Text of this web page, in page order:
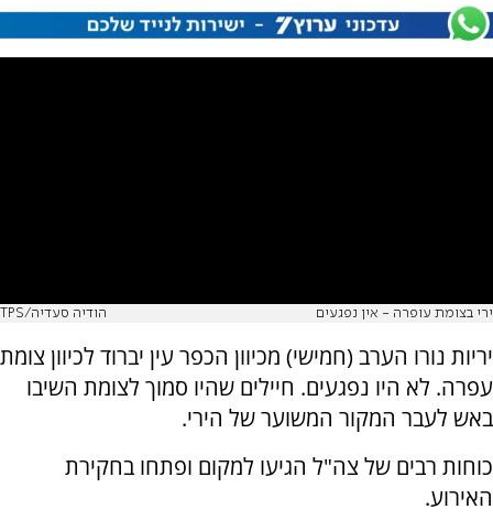
ירי בצומת עופרה - אין נפגעים הודיה סעדיה/TPS
יריות נורו הערב (חמישי) מכיוון הכפר עין יברוד לכיוון צומת
עפרה. לא היו נפגעים. חיילים שהיו סמוך לצומת השיבו
באש לעבר המקור המשוער של הירי.
כוחות רבים של צה"ל הגיעו למקום ופתחו בחקירת
האירוע.